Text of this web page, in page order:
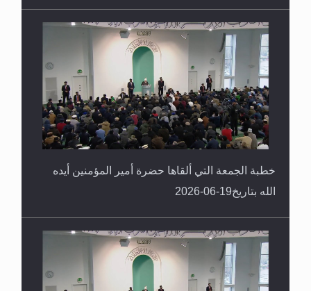
خطبة الجمعة التي ألقاها حضرة أمير المؤمنين أيده
الله بتاريخ19-06-2026